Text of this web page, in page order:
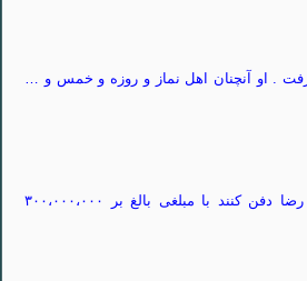
رفت . او آنچنان اهل نماز و روزه و خمس و …
بنا شد او را در حرم امام رضا دفن کنند با مبلغی بالغ بر ۳۰۰،۰۰۰،۰۰۰